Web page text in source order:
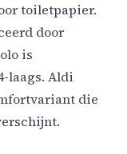
toiletpapier.
door
is
laags. Aldi
die